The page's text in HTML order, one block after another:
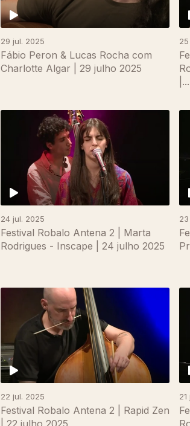
29 jul. 2025
Fábio Peron & Lucas Rocha com
Charlotte Algar | 29 julho 2025
|...
24 jul. 2025
Festival Robalo Antena 2 | Marta
Rodrigues - Inscape | 24 julho 2025
22 jul. 2025
Festival Robalo Antena 2 | Rapid Zen
| 22 julho 2025